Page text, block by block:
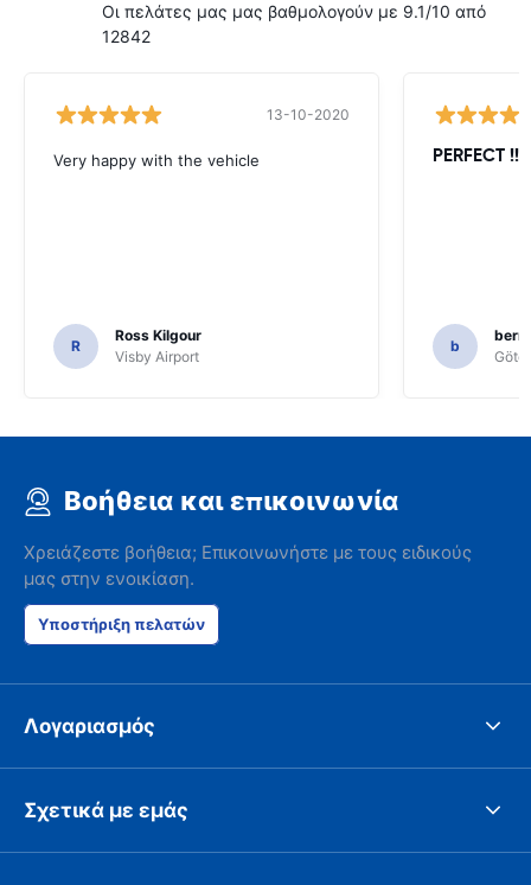
Οι πελάτες μας μας βαθμολογούν με 9.1/10 από
12842
13-10-2020
Very happy with the vehicle
R
Ross Kilgour
Visby Airport
PERFECT
b
Βοήθεια και επικοινωνία
Χρειάζεστε βοήθεια; Επικοινωνήστε με τους ειδικούς
μας στην ενοικίαση.
Υποστήριξη πελατών
Λογαριασμός
Σχετικά με εμάς